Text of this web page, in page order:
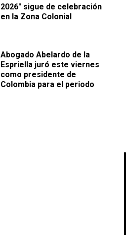
2026" sigue de celebración
en la Zona Colonial
Abogado Abelardo de la
Espriella juró este viernes
como presidente de
Colombia para el periodo